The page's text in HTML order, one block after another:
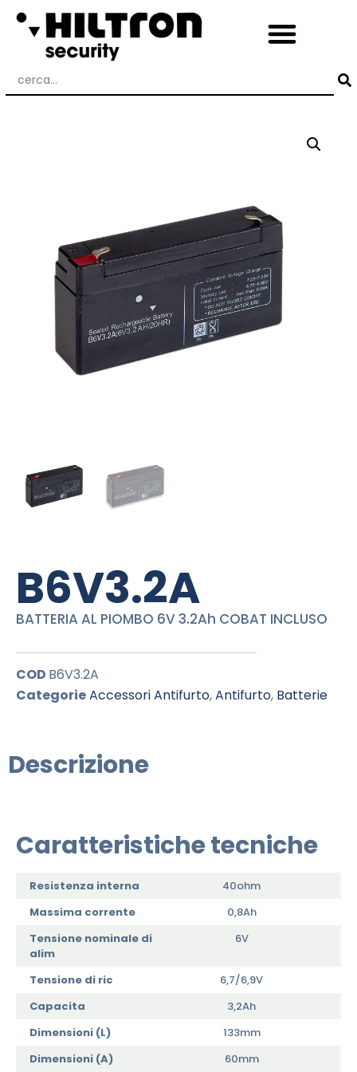
B6V3.2A
BATTERIA AL PIOMBO 6V 3.2Ah COBAT INCLUSO
COD B6V3.2A
CategorieAccessori Antifurto,Antifurto, Batterie
Descrizione
Caratteristiche tecniche
Resistenza interna
40ohm
Massima corrente
0,8Ah
Tensione nominale di
alim
6V
Tensione di ric
6,7/6,9V
Capacita
3,2Ah
Dimensioni (L)
133mm
Dimensioni (A)
60mm